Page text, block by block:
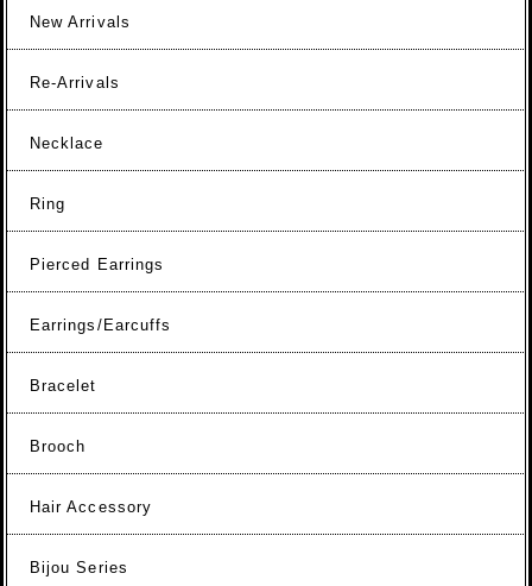
New Arrivals
Re-Arrivals
Necklace
Ring
Pierced Earrings
Earrings/Earcuffs
Bracelet
Brooch
Hair Accessory
Bijou Series